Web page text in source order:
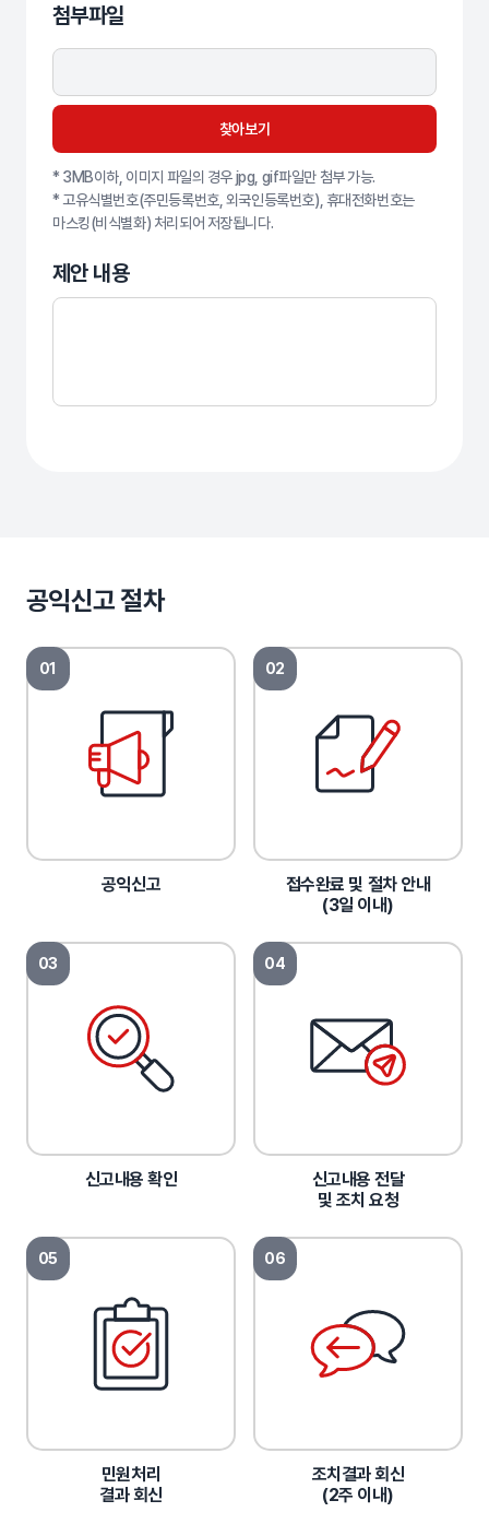
첨부파일
찾아보기
* 3MB이하, 이미지 파일의 경우 jpg, gif파일만 첨부 가능.
* 고유식별번호(주민등록번호, 외국인등록번호), 휴대전화번호는
마스킹(비식별화) 처리되어 저장됩니다.
제안 내용
공익신고 절차
01
공익신고
02
접수완료 및 절차 안내
(3일 이내)
03
신고내용 확인
04
신고내용 전달
및 조치 요청
05
민원처리
결과 회신
06
조치결과 회신
(2주 이내)